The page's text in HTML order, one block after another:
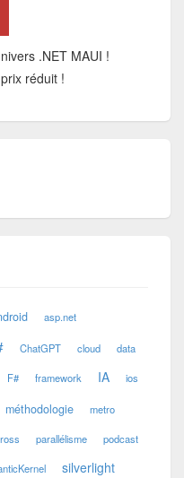
.NET MAUI !
réduit !
asp.net
ChatGPT cloud data
F# framework IA ios
méthodologie metro
parallélisme podcast
silverlight